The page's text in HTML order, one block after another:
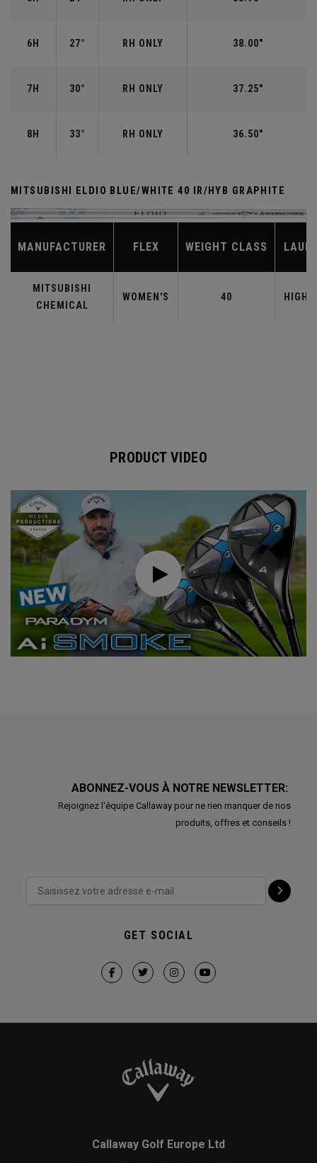
6H 27° RH ONLY 38.00"
7H 30° RH ONLY 37.25"
8H 33° RH ONLY 36.50"
MITSUBISHI ELDIO BLUE/WHITE 40 IR/HYB GRAPHITE
MANUFACTURER FLEX WEIGHT CLASS
MITSUBISHI
CHEMICAL
WOMEN'S 40
PRODUCT VIDEO
ABONNEZ-VOUS À NOTRE NEWSLETTER:
Rejoignez l'équipe Callaway pour ne rien manquer de nos
produits, offres et conseils !
GET SOCIAL
Callaway Golf Europe Ltd